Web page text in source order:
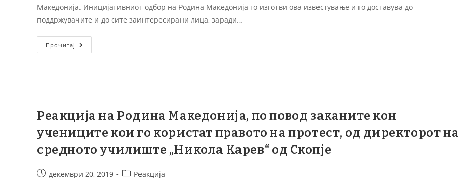
Македонија. Иницијативниот одбор на Родина Македонијa го изготви ова известување и го доставува до
поддржувачите и до сите заинтересирани лица, заради…
Прочитај
Реакција на Родина Македонија, по повод заканите кон
учениците кои го користат правото на протест, од директорот на
средното училиште „Никола Карев“ од Скопје
декември 20, 2019 Реакција